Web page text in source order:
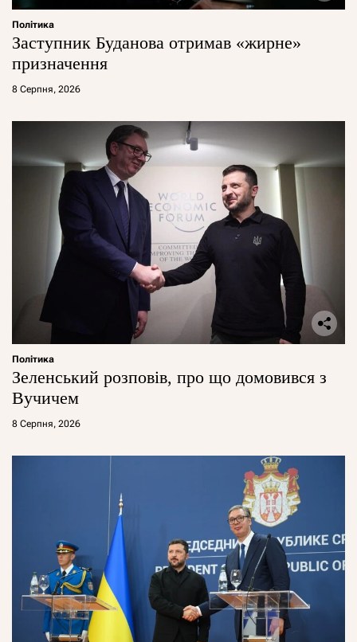
Політика
Заступник Буданова отримав «жирне»
призначення
8 Серпня, 2026
Політика
Зеленський розповів, про що домовився з
Вучичем
8 Серпня, 2026